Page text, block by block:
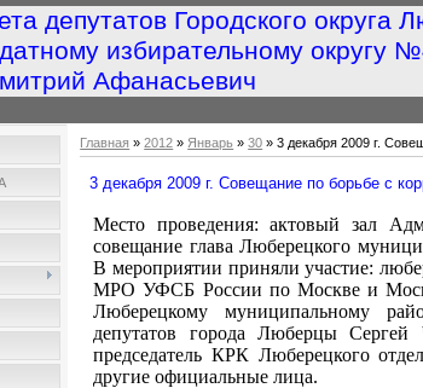
депутатов Городского округа
избирательному округу
Афанасьевич
Главная »2012 » Январь » 30 » 3 декабря 2009 г.
3 декабря 2009 г. Совещание по борьбе с
Место проведения: актовый зал
совещание глава Люберецкого
В мероприятии приняли участие:
МРО УФСБ России по Москве и
Люберецкому муниципальному
депутатов города Люберцы Сергей
председатель КРК Люберецкого
другие официальные лица.